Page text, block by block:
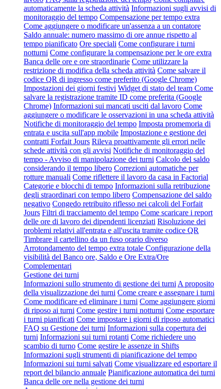
automaticamente la scheda attività Informazioni sugli avvisi di
monitoraggio del tempo Compensazione per tempo extra
Come aggiungere o modificare un'assenza a un contatore
Saldo annuale: numero massimo di ore annue rispetto al
tempo pianificato Ore speciali Come configurare i turni
notturni Come configurare la compensazione per le ore extra
Banca delle ore e ore straordinarie Come utilizzare la
restrizione di modifica della scheda attività Come salvare il
codice QR di ingresso come preferito (Google Chrome)
Impostazioni dei giorni festivi Widget di stato del team Come
salvare la registrazione tramite ID come preferita (Google
Chrome) Informazioni sui mancati usciti dal lavoro Come
aggiungere o modificare le osservazioni in una scheda attività
Notifiche di monitoraggio del tempo Imposta promemoria di
entrata e uscita sull'app mobile Impostazione e gestione dei
contratti Forfait Jours Rileva proattivamente gli errori nelle
schede attività con gli avvisi Notifiche di monitoraggio del
tempo - Avviso di manipolazione dei turni Calcolo del saldo
considerando il tempo libero Correzioni automatiche per
rotture manuali Come riflettere il lavoro da casa in Factorial
Categorie e blocchi di tempo Informazioni sulla retribuzione
degli straordinari con tempo libero Compensazione del saldo
negativo Congedo retribuito riflesso nei calcoli del Forfait
Jours Filtri di tracciamento del tempo Come scaricare i report
delle ore di lavoro dei dipendenti licenziati Risoluzione dei
problemi relativi all'entrata e all'uscita tramite codice QR
Timbrare il cartellino da un fuso orario diverso
Arrotondamento del tempo extra totale Configurazione della
visibilità del Banco ore, Saldo e Ore Extra/Ore
Complementari
Gestione dei turni
Informazioni sullo strumento di gestione dei turni A proposito
della visualizzazione dei turni Come creare e assegnare i turni
Come modificare ed eliminare i turni Come aggiungere giorni
di riposo ai turni Come gestire i turni notturni Come esportare
i turni pianificati Come impostare i giorni di riposo automatici
FAQ su Gestione dei turni Informazioni sulla copertura dei
turni Informazioni sui turni rotanti Come richiedere uno
scambio di turno Come gestire le assenze in Shifts
Informazioni sugli strumenti di pianificazione del tempo
Informazioni sui turni salvati Come visualizzare ed esportare il
report del bilancio annuale Pianificazione automatica dei turni
Banca delle ore nella gestione dei turni